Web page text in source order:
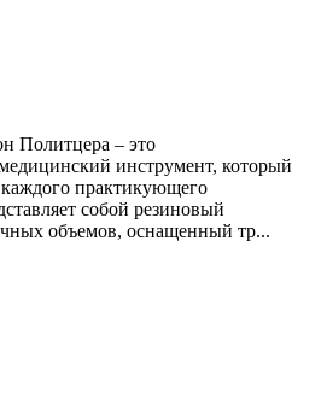
Политцера – это
инструмент, который
практикующего
собой резиновый
объемов, оснащенный тр...